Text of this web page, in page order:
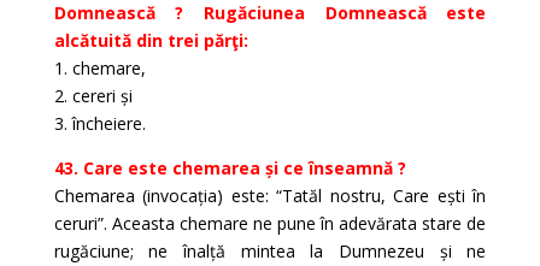
Domnească ? Rugăciunea Domnească este
alcătuită din trei părţi:
1. chemare,
2. cereri și
3. încheiere.
43. Care este chemarea și ce înseamnă ?
Chemarea (invocația) este: “Tatăl nostru, Care ești în
ceruri”. Aceasta chemare ne pune în adevărata stare de
rugăciune; ne înalță mintea la Dumnezeu și ne